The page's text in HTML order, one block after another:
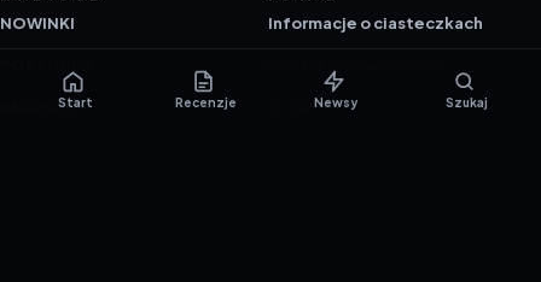
NOWINKI
RECENZJE
Informacje o ciasteczkach
Start Recenzje Newsy Szukaj